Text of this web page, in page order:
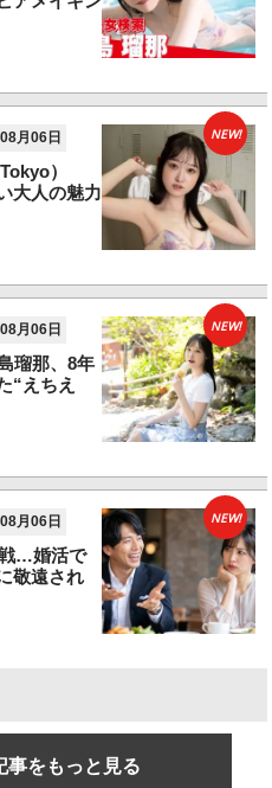
月06日
）
大人の魅力
NEW!
月06日
瑠那、8年
“えちえ
NEW!
月06日
…婚活で
敬遠され
NEW!
事をもっと見る